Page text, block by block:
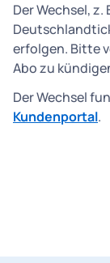
Der Wechsel, z.
erfolgen. Bitte
Abo zu
Der Wechsel
Kundenportal.